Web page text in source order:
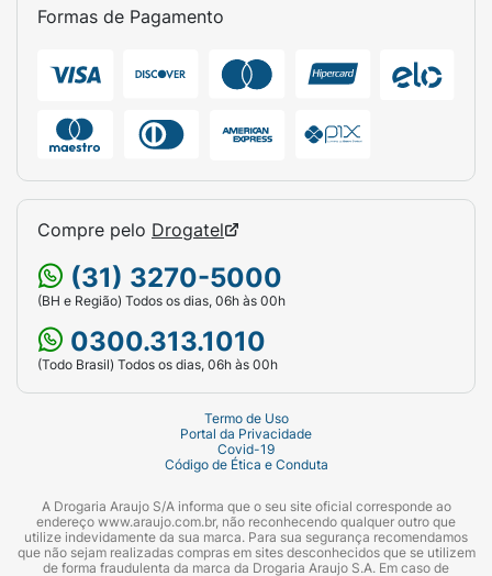
Formas de Pagamento
Compre pelo Drogatel
(31) 3270-5000
(BH e Região) Todos os dias, 06h às 00h
0300.313.1010
(Todo Brasil) Todos os dias, 06h às 00h
Termo de Uso
Portal da Privacidade
Covid-19
Código de Ética e Conduta
A Drogaria Araujo S/A informa que o seu site oficial corresponde ao
endereço www.araujo.com.br, não reconhecendo qualquer outro que
utilize indevidamente da sua marca. Para sua segurança recomendamos
que não sejam realizadas compras em sites desconhecidos que se utilizem
de forma fraudulenta da marca da Drogaria Araujo S.A. Em caso de